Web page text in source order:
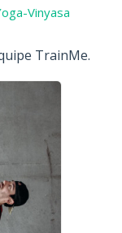
Vinyasa
TrainMe.